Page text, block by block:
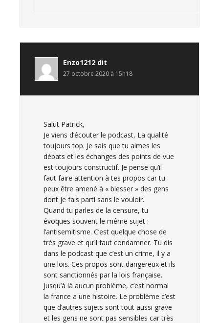
Enzo1212 dit
27 octobre 2020 à 15h18
Salut Patrick,
Je viens d’écouter le podcast, La qualité
toujours top. Je sais que tu aimes les
débats et les échanges des points de vue
est toujours constructif. Je pense qu’il
faut faire attention à tes propos car tu
peux être amené à « blesser » des gens
dont je fais parti sans le vouloir.
Quand tu parles de la censure, tu
évoques souvent le même sujet :
l’antisemitisme. C’est quelque chose de
très grave et qu’il faut condamner. Tu dis
dans le podcast que c’est un crime, il y a
une lois. Ces propos sont dangereux et ils
sont sanctionnés par la lois française.
Jusqu’à là aucun problème, c’est normal
la france a une histoire. Le problème c’est
que d’autres sujets sont tout aussi grave
et les gens ne sont pas sensibles car très